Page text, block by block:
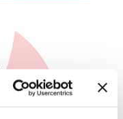
cárter de aceite de